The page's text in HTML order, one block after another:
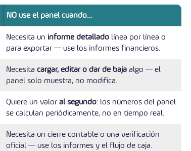
NO use el panel cuando…
Necesita un informe detallado línea por línea o
para exportar — use los informes financieros.
Necesita cargar, editar o dar de bajaalgo — el
panel solo muestra, no modifica.
Quiere un valoral segundo: los números del panel
se calculan periódicamente, no en tiempo real.
Necesita un cierre contable o una verificación
oficial — use los informes y el flujo de caja.